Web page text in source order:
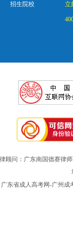
招生院校 立
顾问：广东南国德赛律
广东省成人高考网-广州